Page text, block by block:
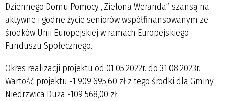
Dziennego Domu Pomocy ,,Zielona Weranda” szansą na
aktywne i godne życie seniorów współfinansowanym ze
środków Unii Europejskiej w ramach Europejskiego
Funduszu Społecznego.
Okres realizacji projektu od 01.05.2022r. do 31.08.2023r.
Wartość projektu -1 909 695,60 zł z tego środki dla Gminy
Niedrzwica Duża -109 568,00 zł.